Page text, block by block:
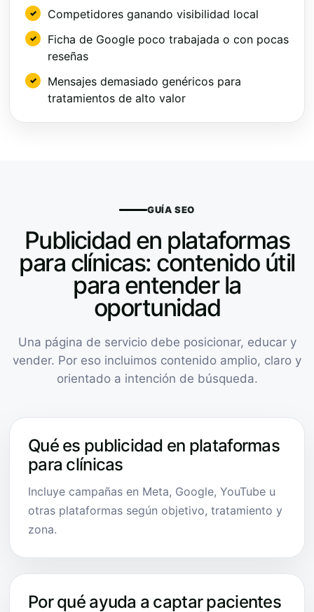
Competidores ganando visibilidad local
Ficha de Google poco trabajada o con pocas
reseñas
Mensajes demasiado genéricos para
tratamientos de alto valor
GUÍA SEO
Publicidad en plataformas
para clínicas: contenido útil
para entender la
oportunidad
Una página de servicio debe posicionar, educar y
vender. Por eso incluimos contenido amplio, claro y
orientado a intención de búsqueda.
Qué es publicidad en plataformas
para clínicas
Incluye campañas en Meta, Google, YouTube u
otras plataformas según objetivo, tratamiento y
zona.
Por qué ayuda a captar pacientes